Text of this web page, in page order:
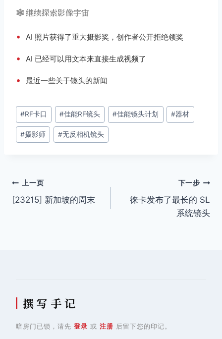
🕸️ 继续探索影像宇宙
• AI 照片获得了重大摄影奖，创作者公开拒绝领奖
• AI 已经可以用文本来直接生成视频了
• 最近一些关于镜头的新闻
文
章
标
#RF卡口 #佳能RF镜头 #佳能镜头计划 #器材
#摄影师 #无反相机镜头
文
章
上一页
[23215] 新加坡的周末
下一步
徕卡发布了最长的 SL
系统镜头
撰 写 手 记
暗房门已锁，请先 登录 或 注册 后留下您的印记。